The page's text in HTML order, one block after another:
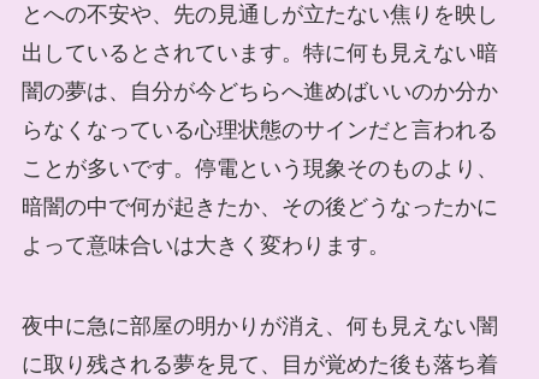
とへの不安や、先の見通しが立たない焦りを映し
出しているとされています。特に何も見えない暗
闇の夢は、自分が今どちらへ進めばいいのか分か
らなくなっている心理状態のサインだと言われる
ことが多いです。停電という現象そのものより、
暗闇の中で何が起きたか、その後どうなったかに
よって意味合いは大きく変わります。
夜中に急に部屋の明かりが消え、何も見えない闇
に取り残される夢を見て、目が覚めた後も落ち着